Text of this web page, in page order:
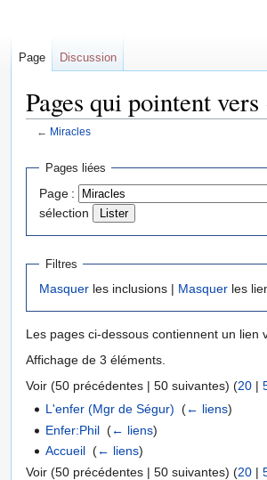
Pages qui pointent
← Miracles
Aller
navigation
Aller
recherche
Pages liées
Page :
sélection
Filtres
Masquer les inclusions | Masquer les
Les pages ci-dessous contiennent un lien
Affichage de 3 éléments.
Voir (50 précédentes | 50 suivantes) (20 |
L'enfer (Mgr de Ségur) ‎(← liens)
Enfer:Phil ‎(← liens)
Accueil ‎(← liens)
Voir (50 précédentes | 50 suivantes) (20 |
Page Discussion